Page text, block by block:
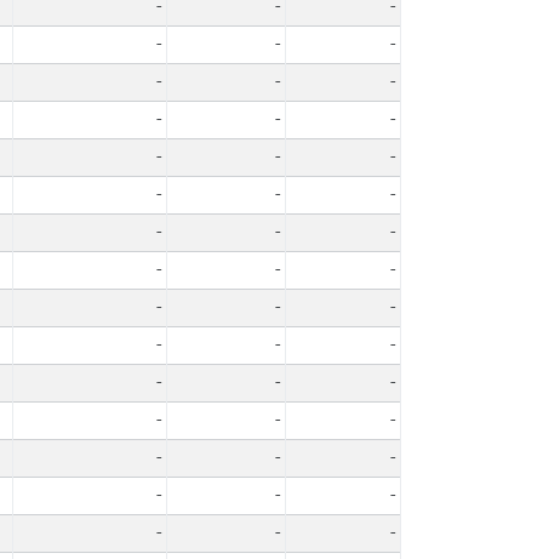
- -
-
- -
-
- -
-
- -
-
- -
-
- -
-
- -
-
- -
-
- -
-
- -
-
- -
-
- -
-
- -
-
- -
-
- -
-